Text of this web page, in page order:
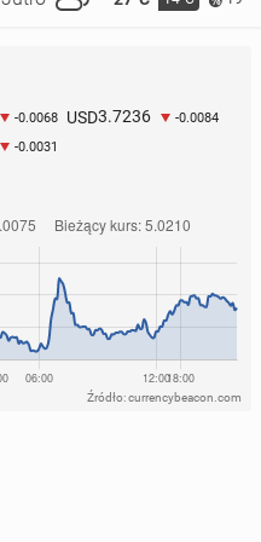
-0.0068 USD3.7236 -0.0084
-0.0031
Źródło: currencybeacon.com